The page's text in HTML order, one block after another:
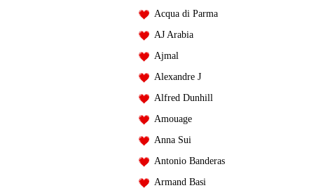
Acqua di Parma
AJ Arabia
Ajmal
Alexandre J
Alfred Dunhill
Amouage
Anna Sui
Antonio Banderas
Armand Basi